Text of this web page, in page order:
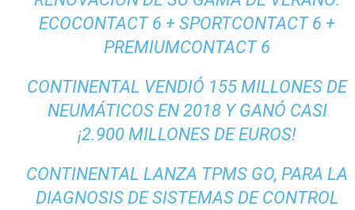
ECOCONTACT 6 + SPORTCONTACT 6 +
PREMIUMCONTACT 6
CONTINENTAL VENDIÓ 155 MILLONES DE
NEUMÁTICOS EN 2018 Y GANÓ CASI
¡2.900 MILLONES DE EUROS!
CONTINENTAL LANZA TPMS GO, PARA LA
DIAGNOSIS DE SISTEMAS DE CONTROL